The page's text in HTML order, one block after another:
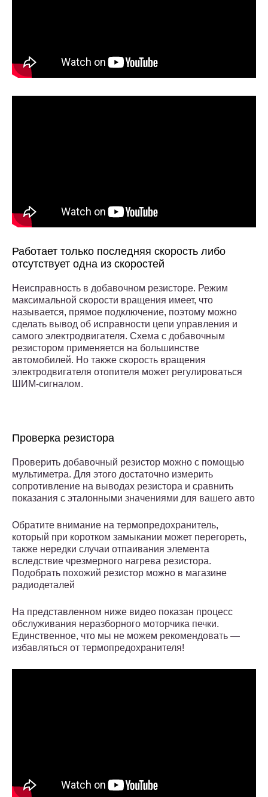
Работает только последняя скорость либо
отсутствует одна из скоростей
Неисправность в добавочном резисторе. Режим
максимальной скорости вращения имеет, что
называется, прямое подключение, поэтому можно
сделать вывод об исправности цепи управления и
самого электродвигателя. Схема с добавочным
резистором применяется на большинстве
автомобилей. Но также скорость вращения
электродвигателя отопителя может регулироваться
ШИМ-сигналом.
Проверка резистора
Проверить добавочный резистор можно с помощью
мультиметра. Для этого достаточно измерить
сопротивление на выводах резистора и сравнить
показания с эталонными значениями для вашего авто
Обратите внимание на термопредохранитель,
который при коротком замыкании может перегореть,
также нередки случаи отпаивания элемента
вследствие чрезмерного нагрева резистора.
Подобрать похожий резистор можно в магазине
радиодеталей
На представленном ниже видео показан процесс
обслуживания неразборного моторчика печки.
Единственное, что мы не можем рекомендовать —
избавляться от термопредохранителя!